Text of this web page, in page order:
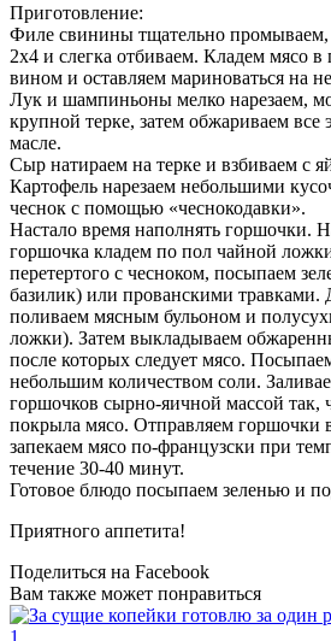
Приготовление:
Филе свинины тщательно промываем,
2х4 и слегка отбиваем. Кладем мясо в
вином и оставляем мариноваться на
Лук и шампиньоны мелко нарезаем,
крупной терке, затем обжариваем все
масле.
Сыр натираем на терке и взбиваем с
Картофель нарезаем небольшими
чеснок с помощью «чеснокодавки».
Настало время наполнять горшочки.
горшочка кладем по пол чайной
перетертого с чесноком, посыпаем
базилик) или прованскими травками.
поливаем мясным бульоном и
ложки). Затем выкладываем
после которых следует мясо.
небольшим количеством соли.
горшочков сырно-яичной массой так,
покрыла мясо. Отправляем горшочки
запекаем мясо по-французски при
течение 30-40 минут.
Готовое блюдо посыпаем зеленью и
Приятного аппетита!
Поделиться на Facebook
Вам также может понравиться